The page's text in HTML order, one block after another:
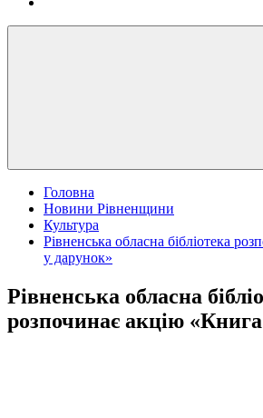
Головна
Новини Рівненщини
Культура
Рівненська обласна бібліотека
у дарунок»
Рівненська обласна
розпочинає акцію